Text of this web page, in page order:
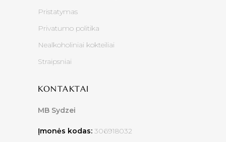
Pristatymas
Privatumo politika
Nealkoholiniai kokteiliai
Straipsniai
KONTAKTAI
MB Sydzei
Įmonės kodas: 306918032